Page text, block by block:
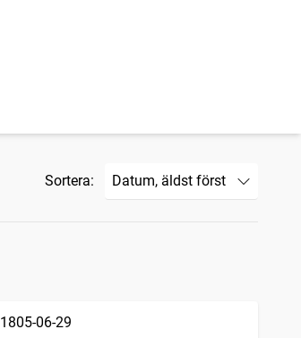
Sortera:
1805-06-29